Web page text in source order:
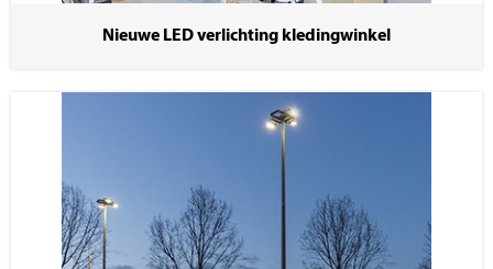
Nieuwe LED verlichting kledingwinkel